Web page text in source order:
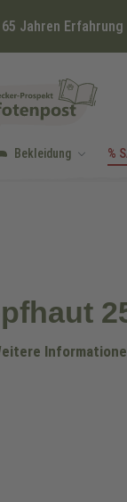
Jahren Erfahrung
Bekleidung %